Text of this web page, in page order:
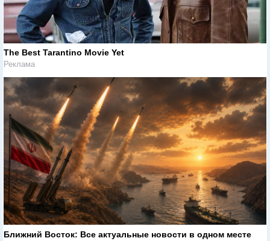
The Best Tarantino Movie Yet
Реклама
Ближний Восток: Все актуальные новости в одном месте